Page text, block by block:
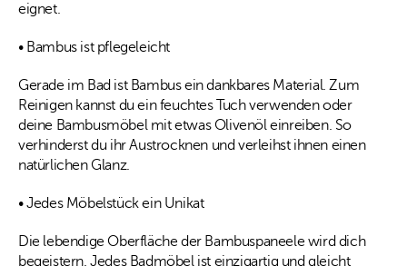
eignet.
• Bambus ist pflegeleicht
Gerade im Bad ist Bambus ein dankbares Material. Zum
Reinigen kannst du ein feuchtes Tuch verwenden oder
deine Bambusmöbel mit etwas Olivenöl einreiben. So
verhinderst du ihr Austrocknen und verleihst ihnen einen
natürlichen Glanz.
• Jedes Möbelstück ein Unikat
Die lebendige Oberfläche der Bambuspaneele wird dich
begeistern. Jedes Badmöbel ist einzigartig und gleicht